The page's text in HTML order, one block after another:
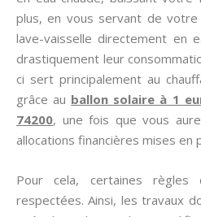
plus, en vous servant de
lave-vaisselle directement en
drastiquement leur
ci sert principalement au
grâce au ballon solaire à 1
74200, une fois que vous
allocations financières mises en
Pour cela, certaines règles
respectées. Ainsi, les travaux